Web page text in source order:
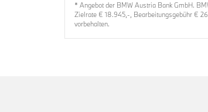
* Angebot der BMW Austria Bank GmbH.
Zielrate € 18.945,-, Bearbeitungsgebühr €
vorbehalten.